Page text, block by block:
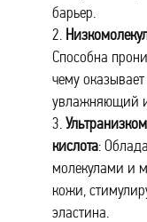
барьер.
2.
Способна
чему
увлажняющий
3.
кислота:
молекулами и
кожи,
эластина.